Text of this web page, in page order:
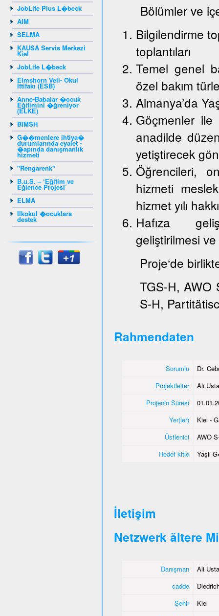
JobLife Plus L�beck
AIM
SELMA
KAUSA Servis Merkezi
Kiel
JobLife L�beck
Elmshorn Veli- Okul
İttifakı (ESB)
Anne-Babalar �ocuk
Eğitimini �ğreniyor
(ELKE)
BIMSH
G��menlere ihtiya�
durumlarında eyalet -
�apında danışmanlık
hizmeti
"Rengarenk"
B.u.S. – ‘Eğitim ve
Eğlence Projesi’
ELMA
Ilkokul �ocuklara
destek
Bölümler ve
Bilgilendirme
toplantıları
Temel genel
özel bakım
Almanya’da
Göçmenler
anadilde
yetiştirecek
Öğrencileri,
hizmeti
hizmet yılı
Hafıza
geliştirilmesi ve
Proje‘de
TGS-H, AWO
S-H,
Rahmendaten
Sorumlu
Dr.
Projektleiter
Ali
Projenin Süresi
Yer(ler)
Kiel -
Üstlenici
AWO
Hedef kitle
Yaşlı
İletişim
Netzwerk ältere
Danışman
Ali
cadde
Şehir
Kiel